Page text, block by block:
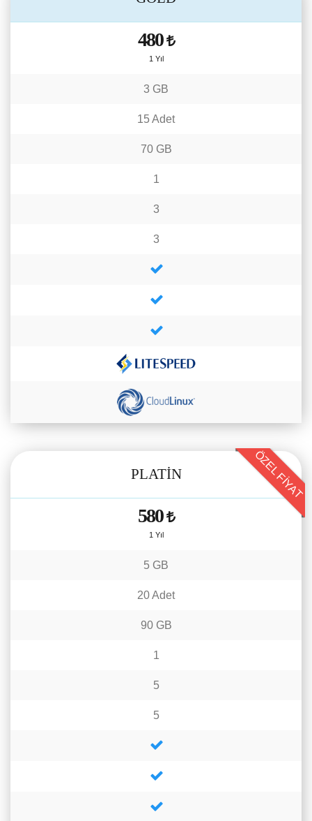
480
1 Yıl
3 GB
15 Adet
70 GB
1
3
3
ÖZEL FİYAT
PLATİN
580
1 Yıl
5 GB
20 Adet
90 GB
1
5
5